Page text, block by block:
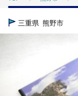
TOP
三重県 熊野市